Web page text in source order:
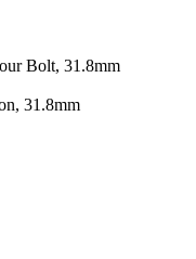
Bolt, 31.8mm
31.8mm